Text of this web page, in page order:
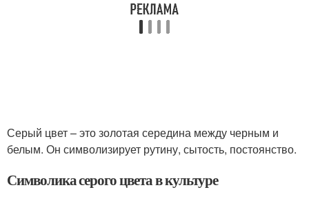
Серый цвет – это золотая середина между черным и
белым. Он символизирует рутину, сытость, постоянство.
Символика серого цвета в культуре